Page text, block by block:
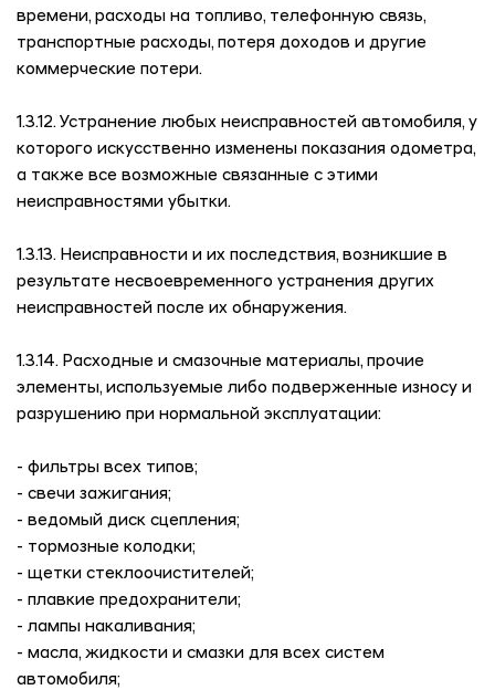
времени, расходы на топливо, телефонную связь,
транспортные расходы, потеря доходов и другие
коммерческие потери.
1.3.12. Устранение любых неисправностей автомобиля, у
которого искусственно изменены показания одометра,
а также все возможные связанные с этими
неисправностями убытки.
1.3.13. Неисправности и их последствия, возникшие в
результате несвоевременного устранения других
неисправностей после их обнаружения.
1.3.14. Расходные и смазочные материалы, прочие
элементы, используемые либо подверженные износу и
разрушению при нормальной эксплуатации:
- фильтры всех типов;
- свечи зажигания;
- ведомый диск сцепления;
- тормозные колодки;
- щетки стеклоочистителей;
- плавкие предохранители;
- лампы накаливания;
- масла, жидкости и смазки для всех систем
автомобиля;